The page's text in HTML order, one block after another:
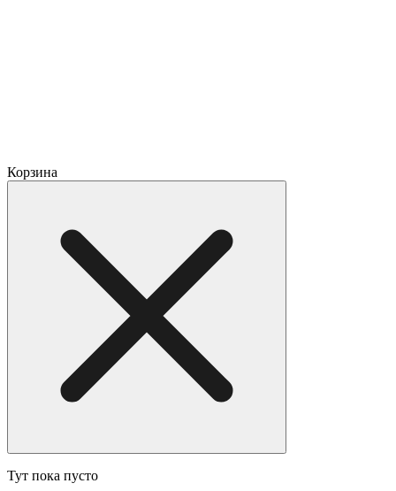
Корзина
Тут пока пусто